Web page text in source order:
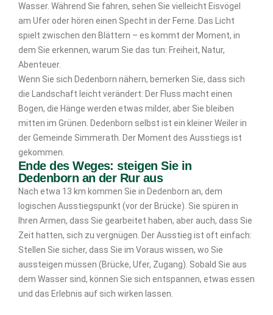
Wasser. Während Sie fahren, sehen Sie vielleicht Eisvögel
am Ufer oder hören einen Specht in der Ferne. Das Licht
spielt zwischen den Blättern – es kommt der Moment, in
dem Sie erkennen, warum Sie das tun: Freiheit, Natur,
Abenteuer.
Wenn Sie sich Dedenborn nähern, bemerken Sie, dass sich
die Landschaft leicht verändert: Der Fluss macht einen
Bogen, die Hänge werden etwas milder, aber Sie bleiben
mitten im Grünen. Dedenborn selbst ist ein kleiner Weiler in
der Gemeinde Simmerath. Der Moment des Ausstiegs ist
gekommen.
Ende des Weges: steigen Sie in
Dedenborn an der Rur aus
Nach etwa 13 km kommen Sie in Dedenborn an, dem
logischen Ausstiegspunkt (vor der Brücke). Sie spüren in
Ihren Armen, dass Sie gearbeitet haben, aber auch, dass Sie
Zeit hatten, sich zu vergnügen. Der Ausstieg ist oft einfach:
Stellen Sie sicher, dass Sie im Voraus wissen, wo Sie
aussteigen müssen (Brücke, Ufer, Zugang). Sobald Sie aus
dem Wasser sind, können Sie sich entspannen, etwas essen
und das Erlebnis auf sich wirken lassen.